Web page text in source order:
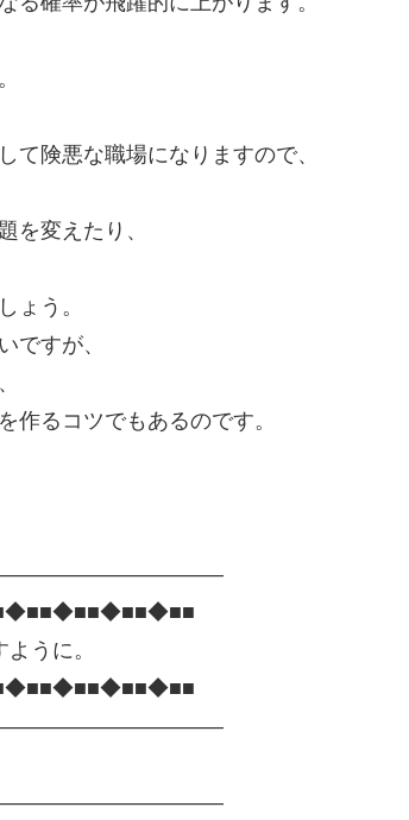
て険悪な職場になりますので、
を変えたり、
ょう。
ですが、
作るコツでもあるのです。
うに。